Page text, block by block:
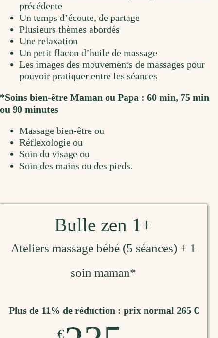
précédente
Un temps d’écoute, de partage
Plusieurs thèmes abordés
Une relaxation
Un petit flacon d’huile de massage
Les images des mouvements de massages pour
pouvoir pratiquer entre les séances
*Soins bien-être Maman ou Papa : 60 min, 75 min
ou 90 minutes
Massage bien-être ou
Réflexologie ou
Soin du visage ou
Soin des mains ou des pieds.
Bulle zen 1+
Ateliers massage bébé (5 séances) + 1
soin maman*
Plus de 11% de réduction : prix normal 265 €
€